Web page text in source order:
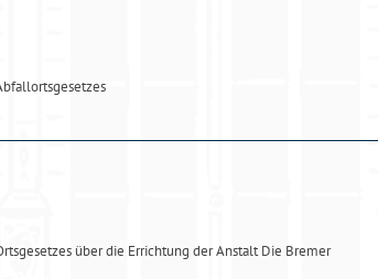
über die Errichtung der Anstalt Die Bremer